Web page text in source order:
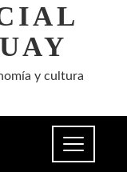
y cultura